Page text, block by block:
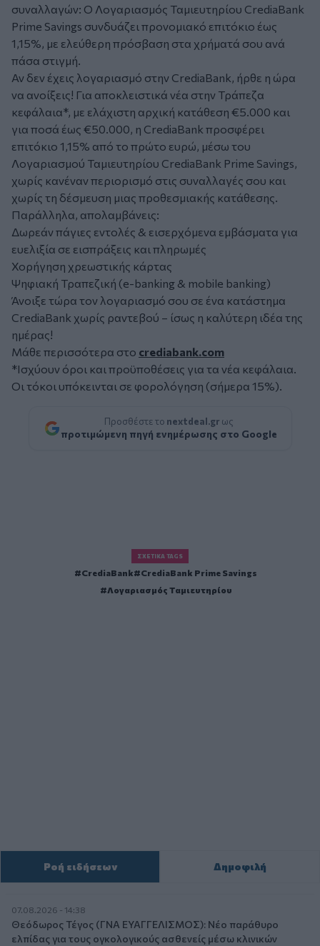
συναλλαγών: Ο Λογαριασμός Ταμιευτηρίου CrediaBank
Prime Savings συνδυάζει προνομιακό επιτόκιο έως
1,15%, με ελεύθερη πρόσβαση στα χρήματά σου ανά
πάσα στιγμή.
Αν δεν έχεις λογαριασμό στην CrediaBank, ήρθε η ώρα
να ανοίξεις! Για αποκλειστικά νέα στην Τράπεζα
κεφάλαια*, με ελάχιστη αρχική κατάθεση €5.000 και
για ποσά έως €50.000, η CrediaBank προσφέρει
επιτόκιο 1,15% από το πρώτο ευρώ, μέσω του
Λογαριασμού Ταμιευτηρίου CrediaBank Prime Savings,
χωρίς κανέναν περιορισμό στις συναλλαγές σου και
χωρίς τη δέσμευση μιας προθεσμιακής κατάθεσης.
Παράλληλα, απολαμβάνεις:
Δωρεάν πάγιες εντολές & εισερχόμενα εμβάσματα για
ευελιξία σε εισπράξεις και πληρωμές
Χορήγηση χρεωστικής κάρτας
Ψηφιακή Τραπεζική (e-banking & mobile banking)
Άνοιξε τώρα τον λογαριασμό σου σε ένα κατάστημα
CrediaBank χωρίς ραντεβού – ίσως η καλύτερη ιδέα της
ημέρας!
Μάθε περισσότερα στο crediabank.com
*Ισχύουν όροι και προϋποθέσεις για τα νέα κεφάλαια.
Οι τόκοι υπόκεινται σε φορολόγηση (σήμερα 15%).
Προσθέστε το nextdeal.gr ως
προτιμώμενη πηγή ενημέρωσης στο Google
ΣΧΕΤΙΚΆ TAGS
CrediaBank
CrediaBank Prime Savings
Λογαριασμός Ταμιευτηρίου
Ροή ειδήσεων Δημοφιλή
07.08.2026 - 14:38
Θεόδωρος Τέγος (ΓΝΑ ΕΥΑΓΓΕΛΙΣΜΟΣ): Νέο παράθυρο
ελπίδας για τους ογκολογικούς ασθενείς μέσω κλινικών